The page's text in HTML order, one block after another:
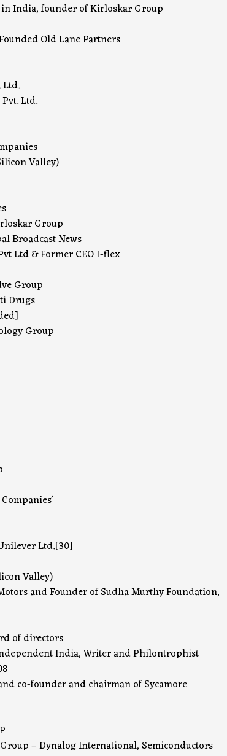
India, founder of Kirloskar Group
Old Lane Partners
Ltd.
Ltd.
Valley)
Group
Broadcast News
Ltd & Former CEO I-flex
Group
Drugs
Group
Ltd.[30]
Valley)
and Founder of Sudha Murthy Foundation,
of directors
India, Writer and Philontrophist
co-founder and chairman of Sycamore
– Dynalog International, Semiconductors